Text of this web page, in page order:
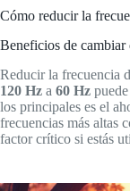
Cómo reducir la
Beneficios de
Reducir la frecuencia
120 Hz a 60 Hz
los principales es el
frecuencias más altas
factor crítico si estás